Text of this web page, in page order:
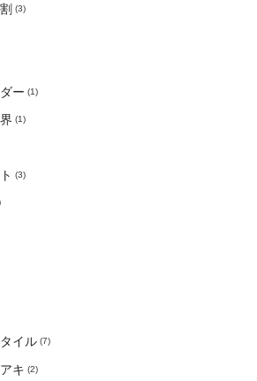
(3)
ー (1)
(1)
(3)
イル (7)
キ (2)